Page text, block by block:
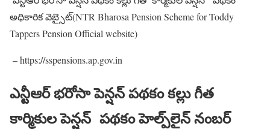
అధికారిక వెబ్సైట్(NTR Bharosa Pension Scheme for Toddy
Tappers Pension Official website)
– https://sspensions.ap.gov.in
ఎన్టీఆర్ భరోసా పెన్షన్ పథకం కల్లు గీత
కార్మికుల పెన్షన్ పథకం హెల్ప్‌లైన్ నంబర్